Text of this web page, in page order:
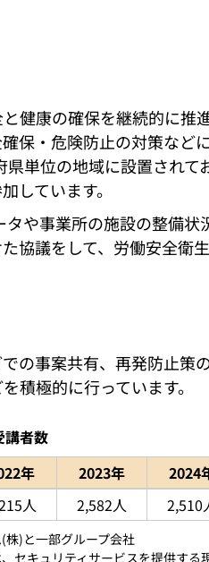
健康の確保を継続的に推
保・危険防止の対策など
単位の地域に設置されて
しています。
や事業所の施設の整備状況
協議をして、労働安全衛
の事案共有、再発防止策
積極的に行っています。
講者数
受講者数を2021年から2024
年 2023年
2024
人 2,582人 2,510
株)と一部グループ会社
セキュリティサービスを提供する